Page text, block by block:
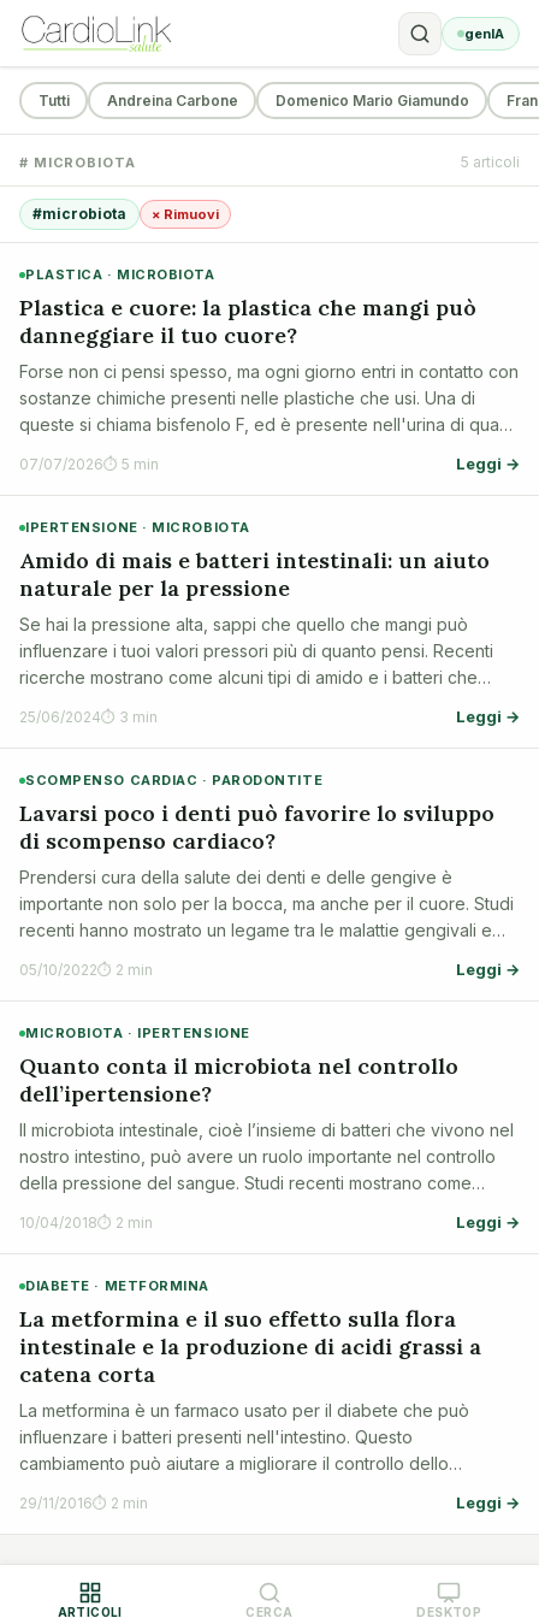
genIA
Tutti Andreina Carbone Domenico Mario Giamundo
# MICROBIOTA 5 articoli
#microbiota × Rimuovi
PLASTICA · MICROBIOTA
Plastica e cuore: la plastica che mangi può
danneggiare il tuo cuore?
Forse non ci pensi spesso, ma ogni giorno entri in contatto con
sostanze chimiche presenti nelle plastiche che usi. Una di
queste si chiama bisfenolo F, ed è presente nell'urina di quasi
tutta la popolazione. Uno studio recente pubblicato su
Circulation ha sco…
07/07/2026⏱ 5 min Leggi →
IPERTENSIONE · MICROBIOTA
Amido di mais e batteri intestinali: un aiuto
naturale per la pressione
Se hai la pressione alta, sappi che quello che mangi può
influenzare i tuoi valori pressori più di quanto pensi. Recenti
ricerche mostrano come alcuni tipi di amido e i batteri che
vivono nel tuo intestino possano lavorare insieme per aiutarti a
tenere sotto c…
25/06/2024⏱ 3 min Leggi →
SCOMPENSO CARDIAC · PARODONTITE
Lavarsi poco i denti può favorire lo sviluppo
di scompenso cardiaco?
Prendersi cura della salute dei denti e delle gengive è
importante non solo per la bocca, ma anche per il cuore. Studi
recenti hanno mostrato un legame tra le malattie gengivali e
problemi cardiaci, come lo scompenso cardiaco. In questo
testo spieghiamo in mod…
05/10/2022⏱ 2 min Leggi →
MICROBIOTA · IPERTENSIONE
Quanto conta il microbiota nel controllo
dell’ipertensione?
Il microbiota intestinale, cioè l’insieme di batteri che vivono nel
nostro intestino, può avere un ruolo importante nel controllo
della pressione del sangue. Studi recenti mostrano come
questi batteri influenzino la risposta della pressione arteriosa ai
cambia…
10/04/2018⏱ 2 min Leggi →
DIABETE · METFORMINA
La metformina e il suo effetto sulla flora
intestinale e la produzione di acidi grassi a
catena corta
La metformina è un farmaco usato per il diabete che può
influenzare i batteri presenti nell'intestino. Questo
cambiamento può aiutare a migliorare il controllo dello
zucchero nel sangue. Qui spieghiamo come la metformina
modifica la flora intestinale e perché …
29/11/2016⏱ 2 min Leggi →
ARTICOLI CERCA DESKTOP